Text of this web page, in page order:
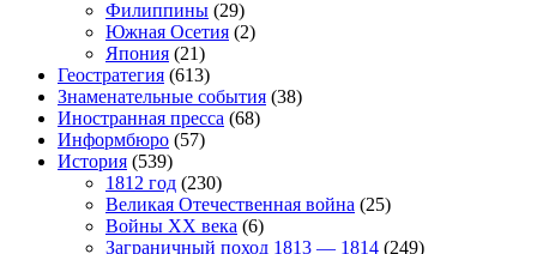
Филиппины (29)
Южная Осетия (2)
Япония (21)
Геостратегия (613)
Знаменательные события (38)
Иностранная пресса (68)
Информбюро (57)
История (539)
1812 год (230)
Великая Отечественная война (25)
Войны XX века (6)
Заграничный поход 1813 — 1814 (249)